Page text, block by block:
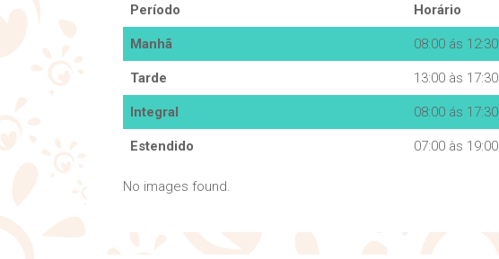
Período Horário
Manhã 08:00 ás 12:30
Tarde 13:00 às 17:30
Integral 08:00 ás 17:30
Estendido 07:00 às 19:00
No images found.